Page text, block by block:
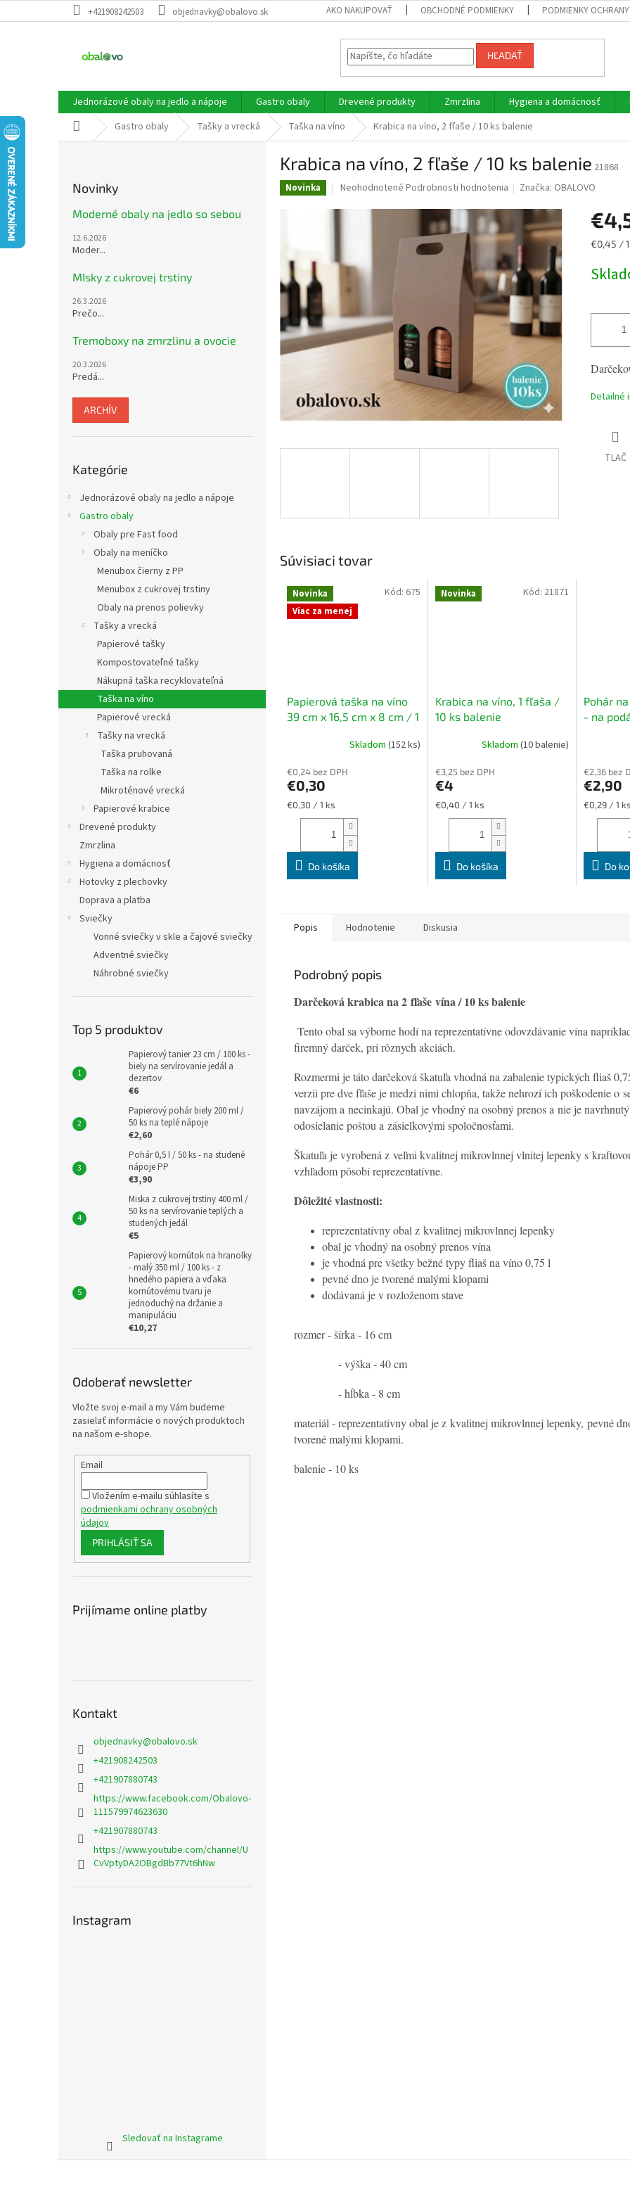
na
+421908242503 objednavky@obalovo.sk AKO NAKUPOVAŤ OBCHODNÉ PODMIENKY PODMIENKY
HĽADAŤ
Jednorázové obaly na jedlo a nápoje Gastro obaly Drevené produkty Zmrzlina Hygiena a domácnosť
Domov Gastro obaly Tašky a vrecká Taška na víno Krabica na víno, 2 fľaše / 10 ks balenie
Novinky
Moderné obaly na jedlo so sebou
12.6.2026
Moder...
MIsky z cukrovej trstiny
26.3.2026
Prečo...
Tremoboxy na zmrzlinu a ovocie
20.3.2026
Predá...
ARCHÍV
kategórie
Kategórie
Jednorázové obaly na jedlo a nápoje
Gastro obaly
Obaly pre Fast food
Obaly na meníčko
Menubox čierny z PP
Menubox z cukrovej trstiny
Obaly na prenos polievky
Tašky a vrecká
Papierové tašky
Kompostovateľné tašky
Nákupná taška recyklovateľná
Taška na víno
Papierové vrecká
Tašky na vrecká
Taška pruhovaná
Taška na rolke
Mikroténové vrecká
Papierové krabice
Drevené produkty
Zmrzlina
Hygiena a domácnosť
Hotovky z plechovky
Doprava a platba
Sviečky
Vonné sviečky v skle a čajové sviečky
Adventné sviečky
Náhrobné sviečky
Top 5 produktov
Papierový tanier 23 cm / 100 ks -
biely na servírovanie jedál a
dezertov
€6
Papierový pohár biely 200 ml /
50 ks na teplé nápoje
€2,60
Pohár 0,5 l / 50 ks - na studené
nápoje PP
€3,90
Miska z cukrovej trstiny 400 ml /
50 ks na servírovanie teplých a
studených jedál
€5
Papierový kornútok na hranolky
- malý 350 ml / 100 ks - z
hnedého papiera a vďaka
kornútovému tvaru je
jednoduchý na držanie a
manipuláciu
€10,27
Odoberať newsletter
Vložte svoj e-mail a my Vám budeme
zasielať informácie o nových produktoch
na našom e-shope.
Email
Vložením e-mailu súhlasíte s
podmienkami ochrany osobných
údajov
PRIHLÁSIŤ SA
Prijímame online platby
Kontakt
objednavky@obalovo.sk
+421908242503
+421907880743
https://www.facebook.com/Obalovo-
111579974623630
+421907880743
https://www.youtube.com/channel/U
CvVptyDA2OBgdBb77Vt6hNw
Instagram
Sledovať na Instagrame
Krabica na víno, 2 fľaše / 10 ks balenie 21868
Novinka
Priemerné
produktu
5
hviezdičiek.
Neohodnotené Podrobnosti hodnotenia Značka: OBALOVO
€0,45 /
Detailné
TLAČ
Súvisiaci tovar
Novinka
Viac za menej
Papierová taška na víno
39 cm x 16,5 cm x 8 cm / 1
točeným uchomSkladom (152 ks)
€0,24 bez DPH
€0,30
Jednotková
cena:
€0,30 / 1 ks
Do košíka
Kód: 675 Novinka
Krabica na víno, 1 fľaša /
10 ks balenie
Skladom (10 balenie)
€3,25 bez DPH
€4
Jednotková
cena:
€0,40 / 1 ks
Do košíka
Kód: 21871
Pohár
- na
€2,36 bez
€2,90
Jednotková
cena:
€0,29 / 1
Do
Popis Hodnotenie Diskusia
Podrobný popis
Darčeková krabica na 2 fľaše vína / 10 ks balenie
Tento obal sa výborne hodí na reprezentatívne odovzdávanie vína
firemný darček, pri rôznych akciách.
Rozmermi je táto darčeková škatuľa vhodná na zabalenie typických fliaš
verzii pre dve fľaše je medzi nimi chlopňa, takže nehrozí ich poškodenie o
navzájom a necinkajú. Obal je vhodný na osobný prenos a nie je
odosielanie poštou a zásielkovými spoločnosťami.
Škatuľa je vyrobená z veľmi kvalitnej mikrovlnnej vlnitej lepenky s
vzhľadom pôsobí reprezentatívne.
Dôležité vlastnosti:
reprezentatívny obal z kvalitnej mikrovlnnej lepenky
obal je vhodný na osobný prenos vína
je vhodná pre všetky bežné typy fliaš na víno 0,75 l
pevné dno je tvorené malými klopami
dodávaná je v rozloženom stave
rozmer - šírka - 16 cm
- výška - 40 cm
- hĺbka - 8 cm
materiál - reprezentatívny obal je z kvalitnej mikrovlnnej lepenky, pevné
tvorené malými klopami.
balenie - 10 ks